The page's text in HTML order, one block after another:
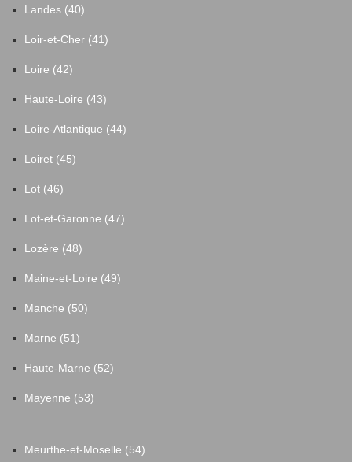
Landes (40)
Loir-et-Cher (41)
Loire (42)
Haute-Loire (43)
Loire-Atlantique (44)
Loiret (45)
Lot (46)
Lot-et-Garonne (47)
Lozère (48)
Maine-et-Loire (49)
Manche (50)
Marne (51)
Haute-Marne (52)
Mayenne (53)
Meurthe-et-Moselle (54)